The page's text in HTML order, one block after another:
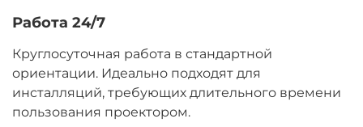
Работа 24/7
Круглосуточная работа в стандартной
ориентации. Идеально подходят для
инсталляций, требующих длительного времени
пользования проектором.